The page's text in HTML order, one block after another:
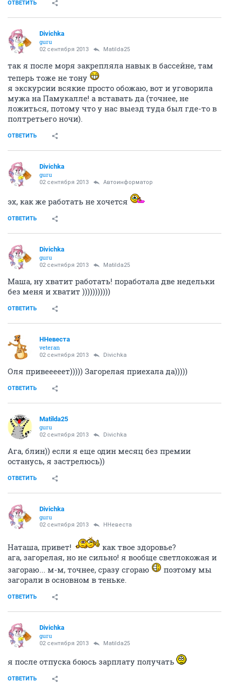
ОТВЕТИТЬ
Divichka
guru
02 сентября 2013 Matilda25
так я после моря закрепляла навык в бассейне, там
теперь тоже не тону
я экскурсии всякие просто обожаю, вот и уговорила
мужа на Памукалле! а вставать да (точнее, не
ложиться, потому что у нас выезд туда был где-то в
полтретьего ночи).
ОТВЕТИТЬ
Divichka
guru
02 сентября 2013 Автоинформатор
эх, как же работать не хочется
ОТВЕТИТЬ
Divichka
guru
02 сентября 2013 Matilda25
Маша, ну хватит работать! поработала две недельки
без меня и хватит )))))))))))
ОТВЕТИТЬ
ННевеста
veteran
02 сентября 2013 Divichka
Оля привееееет))))) Загорелая приехала да)))))
ОТВЕТИТЬ
Matilda25
guru
02 сентября 2013 Divichka
Ага, блин)) если я еще один месяц без премии
останусь, я застрелюсь))
ОТВЕТИТЬ
Divichka
guru
02 сентября 2013 ННевеста
Наташа, привет!
как твое здоровье?
ага, загорелая, но не сильно! я вообще светлокожая и
загораю... м-м, точнее, сразу сгораю
поэтому мы
загорали в основном в теньке.
ОТВЕТИТЬ
Divichka
guru
02 сентября 2013 Matilda25
я после отпуска боюсь зарплату получать
ОТВЕТИТЬ